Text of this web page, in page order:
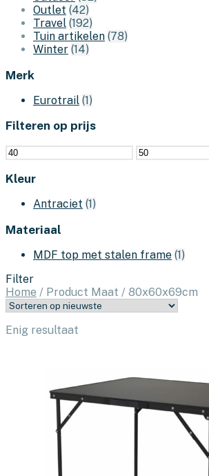
Outlet (42)
Travel (192)
Tuin artikelen (78)
Winter (14)
Merk
Eurotrail (1)
Filteren op prijs
Min.
prijs
Max.
prijs
Kleur
Antraciet (1)
Materiaal
MDF top met stalen frame (1)
Filter
Home / Product Maat / 80x60x69cm
Enig resultaat